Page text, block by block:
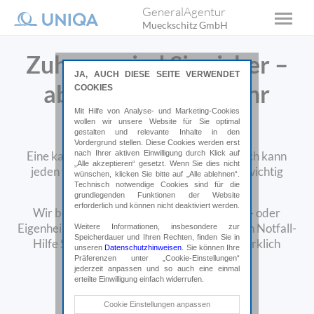
GeneralAgentur
Mueckschitz GmbH
Zuhause sind Sie sicher –
aber wie sicher ist Ihr
zuhause?
Eine kaputte Wasserleitung oder ein Einbruch kann
jeden von uns treffen. Dann zeigt sich, wie wichtig
rasche und kompetente Hilfe ist.
Wir beraten Sie, warum Sie eine Haushalts- oder
Eigenheimversicherung brauchen, ob eine 24h Notfall-
Hilfe Sinn macht und welche Deckungen wirklich
wichtig sind.
Online abschließen*
JA, AUCH DIESE SEITE VERWENDET
COOKIES
Mit Hilfe von Analyse- und Marketing-Cookies
wollen wir unsere Website für Sie optimal
gestalten und relevante Inhalte in den
Vordergrund stellen. Diese Cookies werden erst
nach Ihrer aktiven Einwilligung durch Klick auf
„Alle akzeptieren“ gesetzt. Wenn Sie dies nicht
wünschen, klicken Sie bitte auf „Alle ablehnen“.
Technisch notwendige Cookies sind für die
grundlegenden Funktionen der Website
erforderlich und können nicht deaktiviert werden.
Weitere Informationen, insbesondere zur
Speicherdauer und Ihren Rechten, finden Sie in
unserenDatenschutzhinweisen . Sie können Ihre
Präferenzen unter „Cookie-Einstellungen“
jederzeit anpassen und so auch eine einmal
erteilte Einwilligung einfach widerrufen.
Technische Cookies
Cookie Einstellungen anpassen